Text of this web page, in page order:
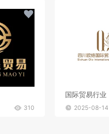
310
国际贸易行业
2025-08-14